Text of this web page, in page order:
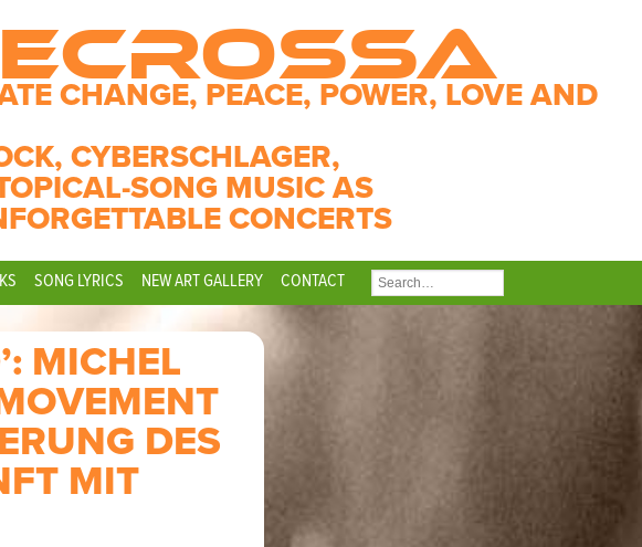
CHANGE, PEACE, POWER, LOVE AND
CYBERSCHLAGER,
SONG MUSIC AS
CONCERTS
SONG LYRICS NEW ART GALLERY CONTACT
SEARCH
FOR:
MICHEL
DES
MIT